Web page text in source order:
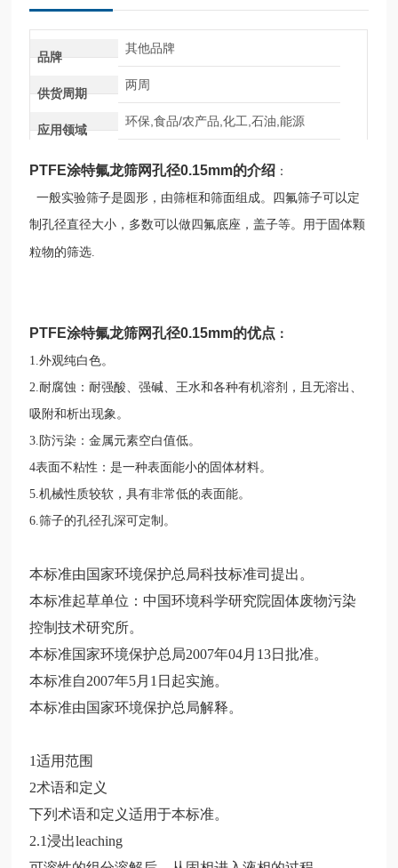
品牌
其他品牌
供货周期
两周
应用领域
环保,食品/农产品,化工,石油,能源
PTFE涂特氟龙筛网孔径0.15mm的介绍 ：
一般实验筛子是圆形， 由筛框和筛面组成。
四氟筛子可以定
制孔径直径大小，多数可以做四氟底座，盖子等。用于固体颗
粒物的筛选.
PTFE涂特氟龙筛网孔径0.15mm的优点 ：
1.外观纯白色。
2.耐腐蚀：耐强酸、强碱、王水和各种有机溶剂，且无溶出、
吸附和析出现象。
3.防污染：金属元素空白值低。
4表面不粘性：是一种表面能小的固体材料。
5.机械性质较软，具有非常低的表面能。
6.筛子的孔径孔深可定制。
本标准由国家环境保护总局科技标准司提出。
本标准起草单位：中国环境科学研究院固体废物污染
控制技术研究所。
本标准国家环境保护总局2007年04月 13日批准。
本标准自2007年5月 1 日起实施。
本标准由国家环境保护总局解释。
1适用范围
2术语和定义
下列术语和定义适用于本标准。
2.1浸出leaching